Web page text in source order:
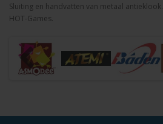
Sluiting en handvatten van metaal antieklook.
HOT-Games.